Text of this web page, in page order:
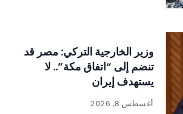
وزير الخارجية التركي: مصر قد
تنضم إلى “اتفاق مكة”.. لا
يستهدف إيران
أغسطس 8, 2026